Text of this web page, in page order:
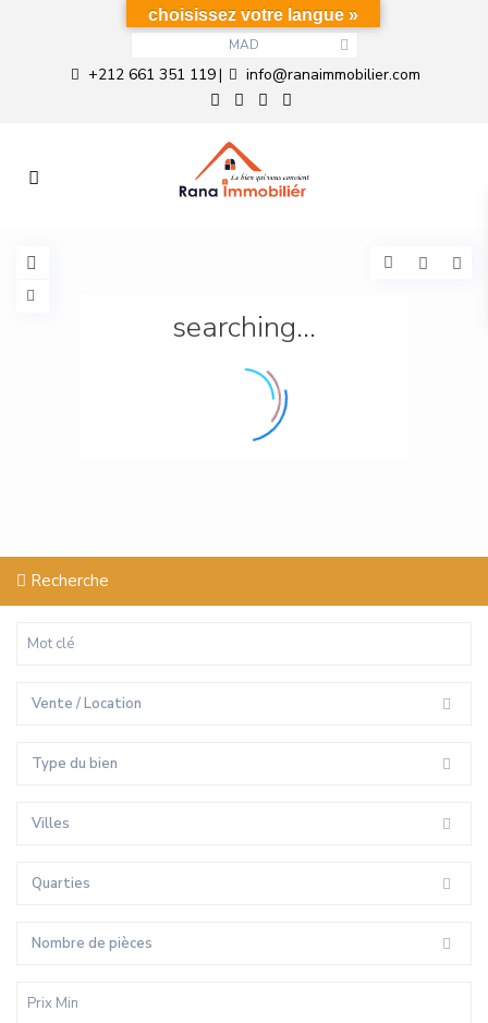
MAD
+212 661 351 119| info@ranaimmobilier.com
searching...
Recherche
Vente / Location
Type du bien
Villes
Quarties
Nombre de pièces
choisissez votre langue »